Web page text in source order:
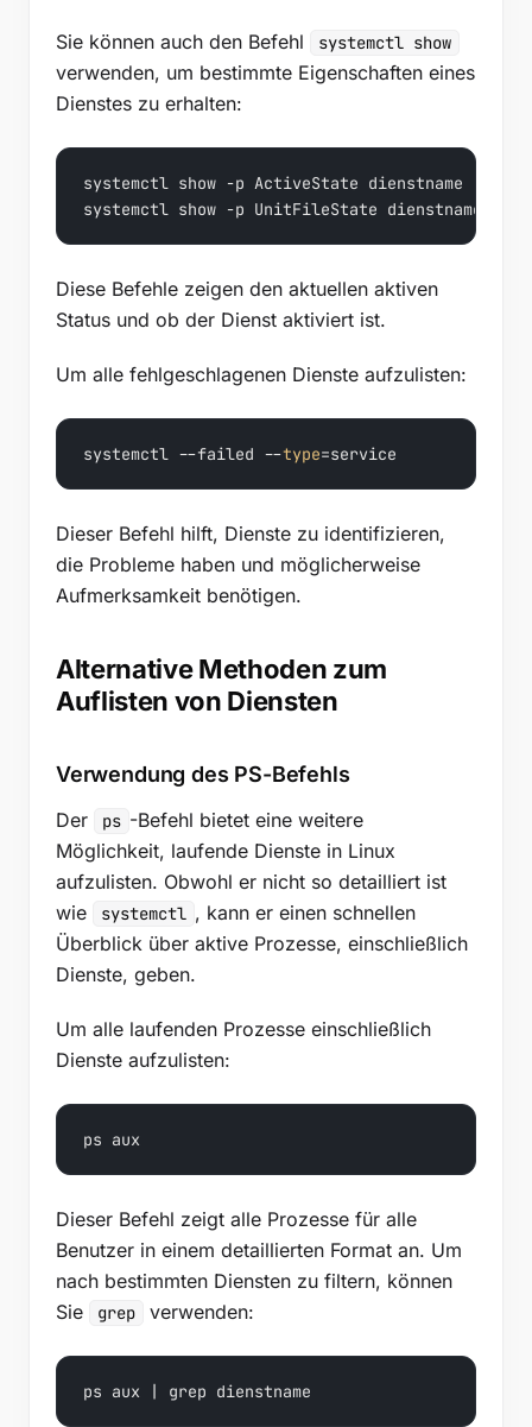
Sie können auch den Befehl systemctl show
verwenden, um bestimmte Eigenschaften eines
Dienstes zu erhalten:
systemctl show -p ActiveState dienstname
systemctl show -p UnitFileState dienstname
Diese Befehle zeigen den aktuellen aktiven
Status und ob der Dienst aktiviert ist.
Um alle fehlgeschlagenen Dienste aufzulisten:
systemctl --failed --type=service
Dieser Befehl hilft, Dienste zu identifizieren,
die Probleme haben und möglicherweise
Aufmerksamkeit benötigen.
Alternative Methoden zum
Auflisten von Diensten
Verwendung des PS-Befehls
Der ps -Befehl bietet eine weitere
Möglichkeit, laufende Dienste in Linux
aufzulisten. Obwohl er nicht so detailliert ist
wie
systemctl , kann er einen schnellen
Überblick über aktive Prozesse, einschließlich
Dienste, geben.
Um alle laufenden Prozesse einschließlich
Dienste aufzulisten:
ps aux
Dieser Befehl zeigt alle Prozesse für alle
Benutzer in einem detaillierten Format an. Um
nach bestimmten Diensten zu filtern, können
Sie
grep verwenden:
ps aux | grep dienstname